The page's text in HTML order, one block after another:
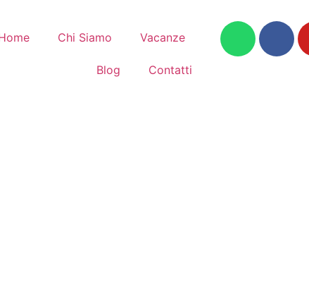
Chi Siamo Vacanze
Blog Contatti